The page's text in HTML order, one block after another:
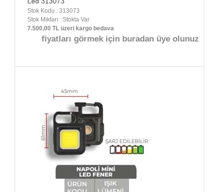
Stok Kodu : 313073
Stok Miktarı : Stokta Var
7.500,00 TL üzeri kargo bedava
fiyatları görmek için buradan üye olunuz